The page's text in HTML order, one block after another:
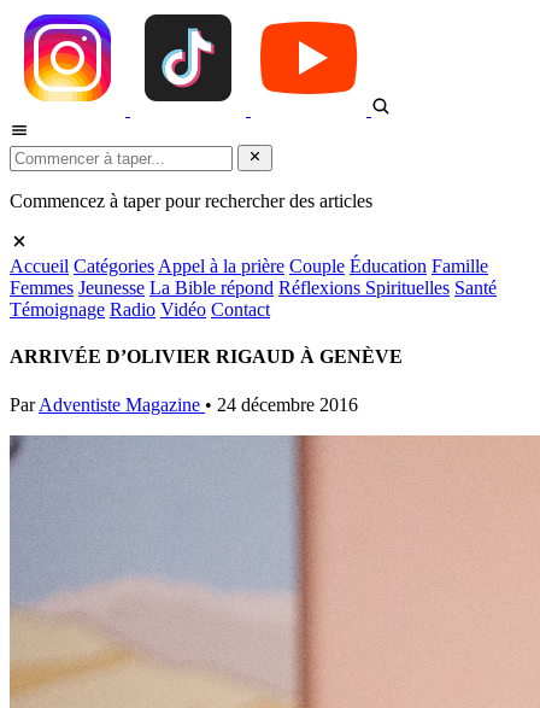
Commencez à taper pour rechercher des articles
Accueil Catégories Appel à la prière Couple Éducation Famille
Femmes Jeunesse La Bible répond Réflexions Spirituelles Santé
Témoignage Radio Vidéo Contact
ARRIVÉE D’OLIVIER RIGAUD À GENÈVE
Par Adventiste Magazine • 24 décembre 2016